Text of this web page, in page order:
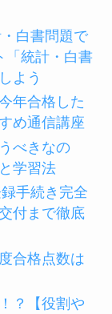
白書問題で
「統計・白書
よう
年合格した
め通信講座
べきなの
学習法
手続き完全
付まで徹底
合格点数は
？【役割や